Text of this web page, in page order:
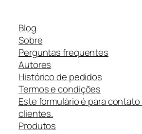
Blog
Sobre
Perguntas frequentes
Autores
Histórico de pedidos
Termos e condições
Este formulário é para
clientes.
Produtos